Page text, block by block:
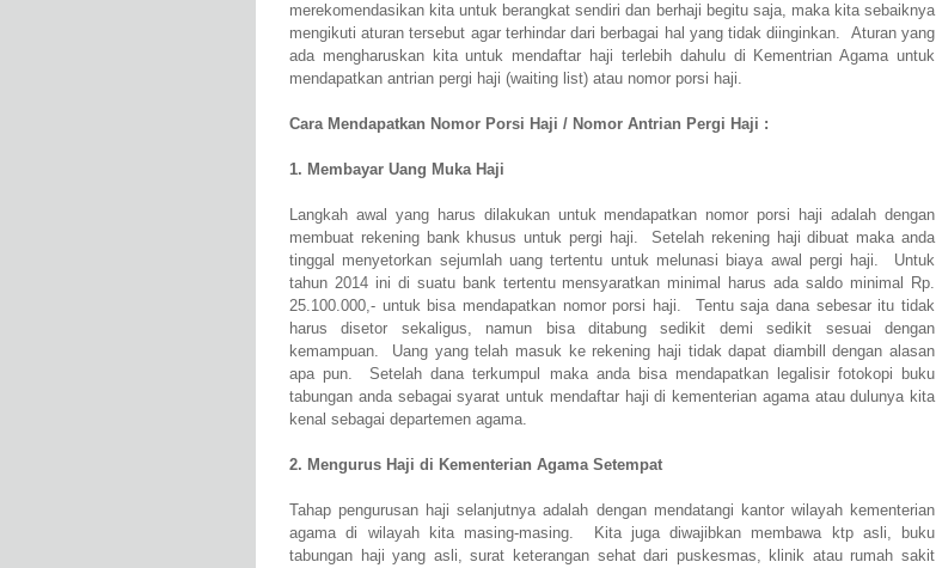
merekomendasikan kita untuk berangkat sendiri dan berhaji begitu saja, maka kita sebaiknya
mengikuti aturan tersebut agar terhindar dari berbagai hal yang tidak diinginkan. Aturan yang
ada mengharuskan kita untuk mendaftar haji terlebih dahulu di Kementrian Agama untuk
mendapatkan antrian pergi haji (waiting list) atau nomor porsi haji.
Cara Mendapatkan Nomor Porsi Haji / Nomor Antrian Pergi Haji :
1. Membayar Uang Muka Haji
Langkah awal yang harus dilakukan untuk mendapatkan nomor porsi haji adalah dengan
membuat rekening bank khusus untuk pergi haji. Setelah rekening haji dibuat maka anda
tinggal menyetorkan sejumlah uang tertentu untuk melunasi biaya awal pergi haji. Untuk
tahun 2014 ini di suatu bank tertentu mensyaratkan minimal harus ada saldo minimal Rp.
25.100.000,- untuk bisa mendapatkan nomor porsi haji. Tentu saja dana sebesar itu tidak
harus disetor sekaligus, namun bisa ditabung sedikit demi sedikit sesuai dengan
kemampuan. Uang yang telah masuk ke rekening haji tidak dapat diambill dengan alasan
apa pun. Setelah dana terkumpul maka anda bisa mendapatkan legalisir fotokopi buku
tabungan anda sebagai syarat untuk mendaftar haji di kementerian agama atau dulunya kita
kenal sebagai departemen agama.
2. Mengurus Haji di Kementerian Agama Setempat
Tahap pengurusan haji selanjutnya adalah dengan mendatangi kantor wilayah kementerian
agama di wilayah kita masing-masing. Kita juga diwajibkan membawa ktp asli, buku
tabungan haji yang asli, surat keterangan sehat dari puskesmas, klinik atau rumah sakit